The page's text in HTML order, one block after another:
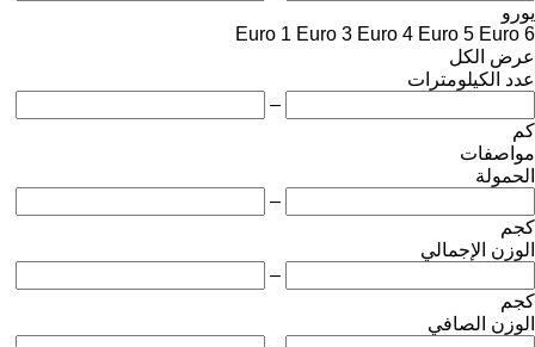
يورو
Euro 1 Euro 3 Euro 4 Euro 5 Euro 6
عرض الكل
عدد الكيلومترات
–
كم
مواصفات
الحمولة
–
كجم
الوزن الإجمالي
–
كجم
الوزن الصافي